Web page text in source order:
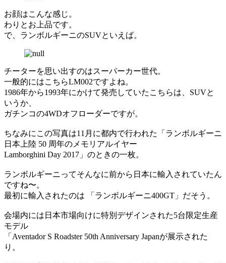
お顔はこんな感じ。
わりとお上品です。
で、ランボルギーニのSUVといえば。
チーターを思い出すのはスーパーカー世代。
一般的にはこちらLM002ですよね。
1986年から1993年にかけて発売していたこちらは、SUVと
いうか、
ガチンコの4WDオフローダーですが。
ちなみにこの写真は11月に都内で行われた「ランボルギーニ
日本上陸 50 周年のメモリアルイヤー
Lamborghini Day 2017」のときの一枚。
ランボルギーニってそんなに前から日本に輸入されていたん
ですね〜。
最初に輸入されたのは 「ランボルギーニ400GT」だそう。
会場内には日本市場向けに特別デザインされた5台限定生産
モデル
「Aventador S Roadster 50th Anniversary Japanが展示された
り。